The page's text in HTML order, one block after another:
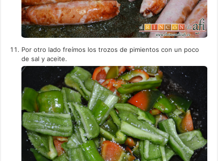
Por otro lado freímos los trozos de pimientos con un poco
de sal y aceite.